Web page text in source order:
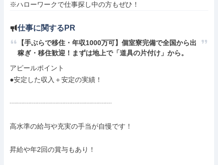
※ハローワークで仕事探し中の方もぜひ！
仕事に関するPR
【手ぶらで移住・年収1000万可】個室寮完備で全国から出
稼ぎ・移住歓迎！まずは地上で「道具の片付け」から。
アピールポイント
●安定した収入＋安定の実績！
┈┈┈┈┈┈┈┈┈┈┈┈┈┈┈
高水準の給与や充実の手当が自慢です！
昇給や年2回の賞与もあり！